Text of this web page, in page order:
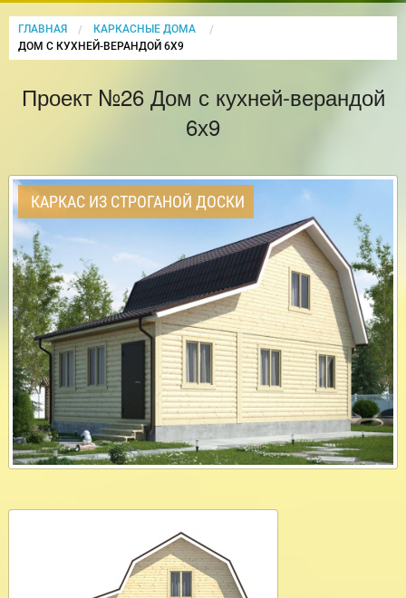
ГЛАВНАЯ
КАРКАСНЫЕ ДОМА
CURRENT:
ДОМ С КУХНЕЙ-ВЕРАНДОЙ 6Х9
Проект №26 Дом с кухней-верандой
6х9
КАРКАС ИЗ СТРОГАНОЙ ДОСКИ